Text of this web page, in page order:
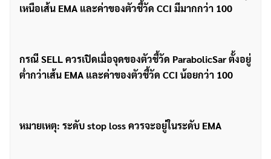
เหนือเส้น EMA และค่าของตัวชี้วัด CCI มีมากกว่า 100
กรณี SELL ควรเปิดเมื่อจุดของตัวชี้วัด ParabolicSar ตั้งอยู่
ต่ำกว่าเส้น EMA และค่าของตัวชี้วัด CCI น้อยกว่า 100
หมายเหตุ: ระดับ stop loss ควรจะอยู่ในระดับ EMA